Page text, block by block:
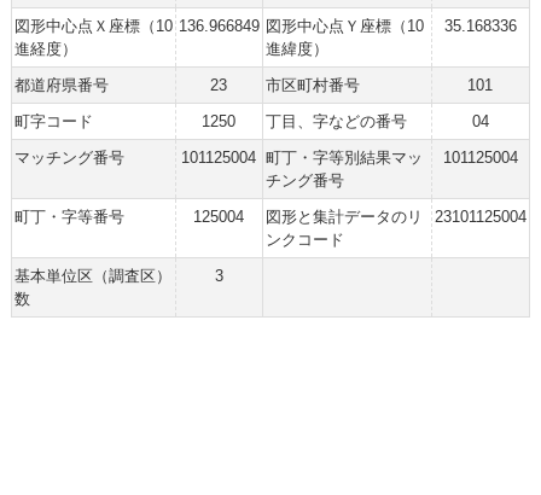
図形中心点Ｘ座標（10
進経度）
136.966849 図形中心点Ｙ座標（10
進緯度）
35.168336
都道府県番号 23 市区町村番号
101
町字コード
1250 丁目、字などの番号
04
マッチング番号
101125004 町丁・字等別結果マッ
チング番号
101125004
町丁・字等番号 125004
図形と集計データのリ
ンクコード
23101125004
基本単位区（調査区）
数
3